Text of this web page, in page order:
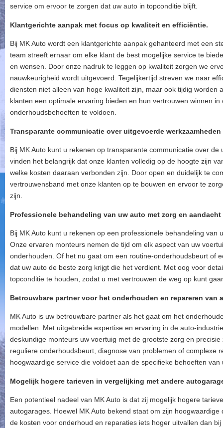
service om ervoor te zorgen dat uw auto in topconditie blijft.
Klantgerichte aanpak met focus op kwaliteit en efficiëntie.
Bij MK Auto wordt een klantgerichte aanpak gehanteerd met een
team streeft ernaar om elke klant de best mogelijke service te
en wensen. Door onze nadruk te leggen op kwaliteit zorgen we
nauwkeurigheid wordt uitgevoerd. Tegelijkertijd streven we naar
diensten niet alleen van hoge kwaliteit zijn, maar ook tijdig worden
klanten een optimale ervaring bieden en hun vertrouwen winnen
onderhoudsbehoeften te voldoen.
Transparante communicatie over uitgevoerde
Bij MK Auto kunt u rekenen op transparante communicatie over
vinden het belangrijk dat onze klanten volledig op de hoogte zijn
welke kosten daaraan verbonden zijn. Door open en duidelijk te
vertrouwensband met onze klanten op te bouwen en ervoor te
zijn.
Professionele behandeling van uw auto met zorg en
Bij MK Auto kunt u rekenen op een professionele behandeling van
Onze ervaren monteurs nemen de tijd om elk aspect van uw
onderhouden. Of het nu gaat om een routine-onderhoudsbeurt of
dat uw auto de beste zorg krijgt die het verdient. Met oog voor
topconditie te houden, zodat u met vertrouwen de weg op kunt
Betrouwbare partner voor het onderhouden en repareren van
MK Auto is uw betrouwbare partner als het gaat om het
modellen. Met uitgebreide expertise en ervaring in de auto-
deskundige monteurs uw voertuig met de grootste zorg en
reguliere onderhoudsbeurt, diagnose van problemen of complexe
hoogwaardige service die voldoet aan de specifieke behoeften
Mogelijk hogere tarieven in vergelijking met andere
Een potentieel nadeel van MK Auto is dat zij mogelijk hogere
autogarages. Hoewel MK Auto bekend staat om zijn
de kosten voor onderhoud en reparaties iets hoger uitvallen dan